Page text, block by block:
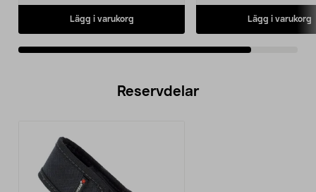
Lägg i varukorg Lägg i varukorg
Reservdelar